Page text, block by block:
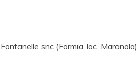
snc (Formia, loc. Maranola)